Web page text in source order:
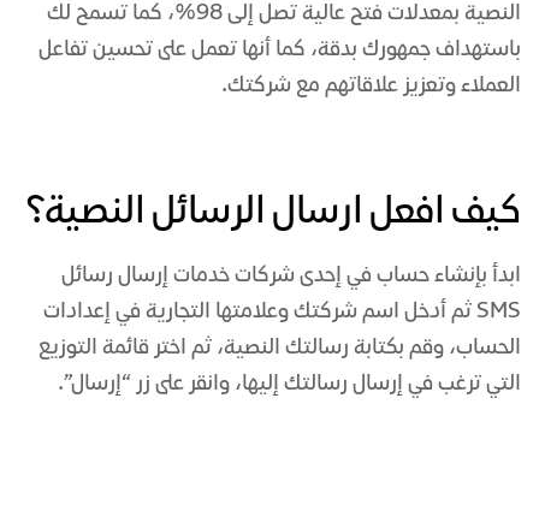
النصية بمعدلات فتح عالية تصل إلى 98%، كما تسمح لك
باستهداف جمهورك بدقة، كما أنها تعمل على تحسين تفاعل
العملاء وتعزيز علاقاتهم مع شركتك.
كيف افعل ارسال الرسائل النصية؟
ابدأ بإنشاء حساب في إحدى شركات خدمات إرسال رسائل
SMS ثم أدخل اسم شركتك وعلامتها التجارية في إعدادات
الحساب، وقم بكتابة رسالتك النصية، ثم اختر قائمة التوزيع
التي ترغب في إرسال رسالتك إليها، وانقر على زر “إرسال”.